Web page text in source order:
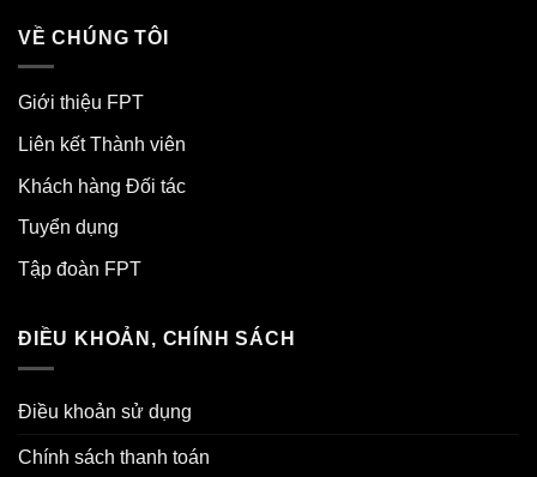
VỀ CHÚNG TÔI
Giới thiệu FPT
Liên kết Thành viên
Khách hàng Đối tác
Tuyển dụng
Tập đoàn FPT
ĐIỀU KHOẢN, CHÍNH SÁCH
Điều khoản sử dụng
Chính sách thanh toán